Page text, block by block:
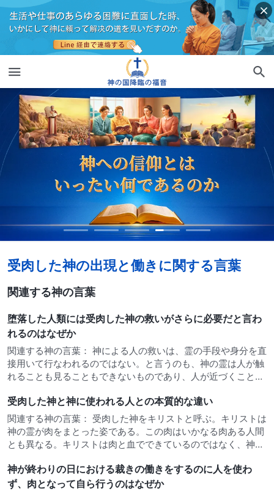
受肉した神の出現と働きに関する言葉
関連する神の言葉
堕落した人類には受肉した神の救いがさらに必要だと言わ
れるのはなぜか
関連する神の言葉： 神による人の救いは、霊の手段や身分を直
接用いて行なわれるのではない。と言うのも、神の霊は人が触
れることも見ることもできないものであり、人が近づくことも
とするなら、人は神の救いを受け取ることができないだろう。
そして、もしも神…
受肉した神と神に使われる人との本質的な違い
関連する神の言葉： 受肉した神をキリストと呼ぶ。キリストは
神の霊が肉をまとった姿である。この肉はいかなる肉ある人間
とも異なる。キリストは肉と血でできているのではなく、神の
全なる神性の両方を持っている。キリストの神性はいかなる人
も持っていないも…
神が終わりの日における裁きの働きをするのに人を使わ
ず、肉となって自ら行うのはなぜか